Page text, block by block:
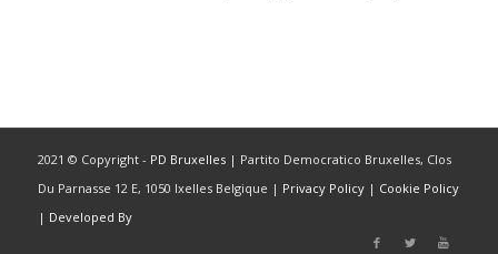
2021 © Copyright - PD Bruxelles| Partito Democratico Bruxelles, Clos
Du Parnasse 12 E, 1050 Ixelles Belgique | Privacy Policy| Cookie Policy
| Developed By